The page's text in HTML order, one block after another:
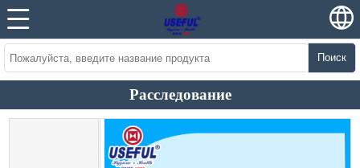
Поиск
Расследование